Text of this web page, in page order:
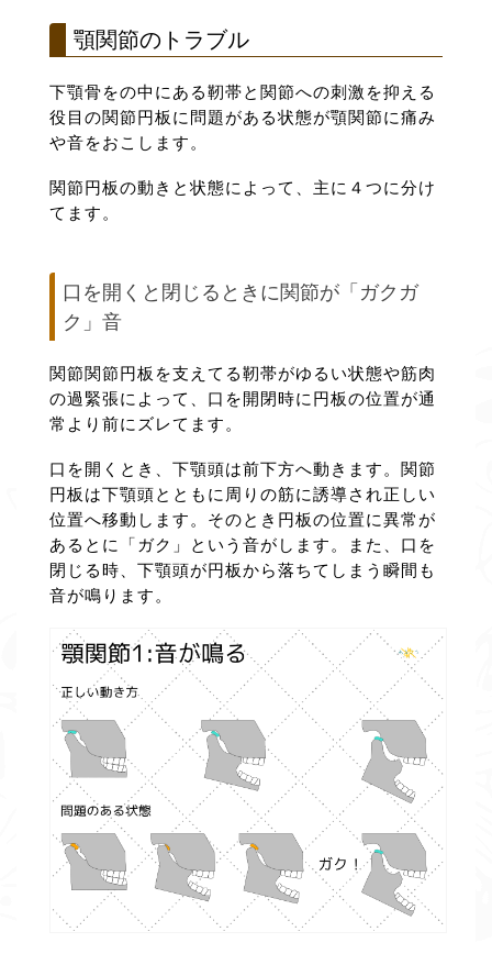
顎関節のトラブル
下顎骨をの中にある靭帯と関節への刺激を抑える
役目の関節円板に問題がある状態が顎関節に痛み
や音をおこします。
関節円板の動きと状態によって、主に４つに分け
てます。
口を開くと閉じるときに関節が「ガクガ
ク」音
関節関節円板を支えてる靭帯がゆるい状態や筋肉
の過緊張によって、口を開閉時に円板の位置が通
常より前にズレてます。
口を開くとき、下顎頭は前下方へ動きます。関節
円板は下顎頭とともに周りの筋に誘導され正しい
位置へ移動します。そのとき円板の位置に異常が
あるとに「ガク」という音がします。また、口を
閉じる時、下顎頭が円板から落ちてしまう瞬間も
音が鳴ります。